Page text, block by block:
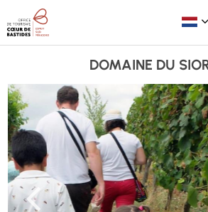
DOMAINE DU